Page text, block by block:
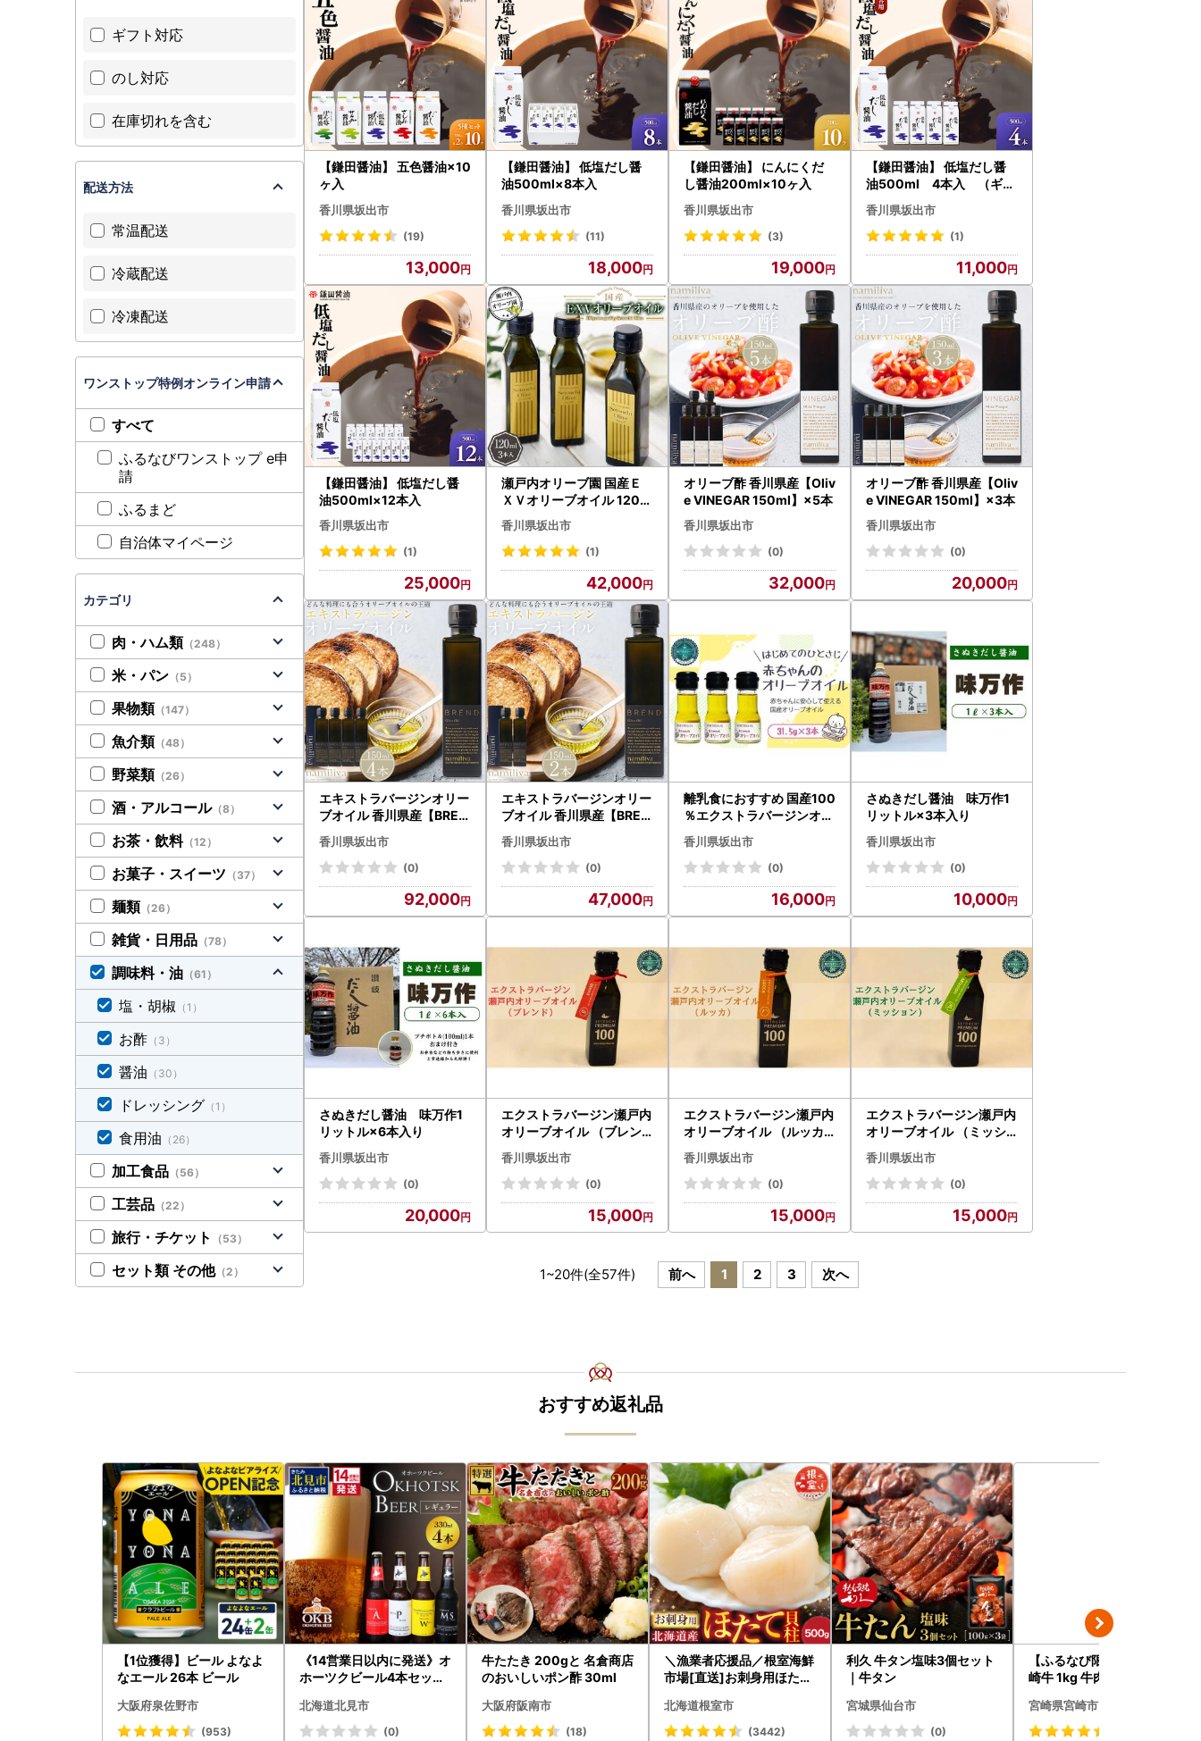
【鎌田醤油】 五色醤油×10
ヶ入
香川県坂出市
(19)
13,000
【鎌田醤油】 低塩だし醤
油500ml×8本入
香川県坂出市
(11)
18,000
【鎌田醤油】 にんにくだ
し醤油200ml×10ヶ入
香川県坂出市
(3)
19,000
【鎌田醤油】 低塩だし醤
油500ml 4本入 （ギフ
ト用）
香川県坂出市
(1)
11,000
【鎌田醤油】 低塩だし醤
油500ml×12本入
香川県坂出市
(1)
25,000
瀬戸内オリーブ園 国産Ｅ
ＸＶオリーブオイル 120m
l×3本
香川県坂出市
(1)
42,000
オリーブ酢 香川県産【Oliv
e VINEGAR 150ml】×5本
香川県坂出市
(0)
32,000
オリーブ酢 香川県産【Oliv
e VINEGAR 150ml】×3本
香川県坂出市
(0)
20,000
エキストラバージンオリー
ブオイル 香川県産【BREN
D Olive Oil 150ml】×4本
香川県坂出市
(0)
92,000
エキストラバージンオリー
ブオイル 香川県産【BREN
D Olive Oil 150ml】×2本
香川県坂出市
(0)
47,000
離乳食におすすめ 国産100
％エクストラバージンオリ
ーブオイル31.5g( 35ml)×
3本
香川県坂出市
(0)
16,000
さぬきだし醤油 味万作1
リットル×3本入り
香川県坂出市
(0)
10,000
さぬきだし醤油 味万作1
リットル×6本入り
香川県坂出市
(0)
20,000
エクストラバージン瀬戸内
オリーブオイル （ブレン
ド）120ml×1本
香川県坂出市
(0)
15,000
エクストラバージン瀬戸内
オリーブオイル （ルッカ
）120ml×1本
香川県坂出市
(0)
15,000
エクストラバージン瀬戸内
オリーブオイル （ミッシ
ョン）120ml×1本
香川県坂出市
(0)
15,000
1~20件(全57件) 前へ 1 2 3 次へ
ギフト対応
のし対応
在庫切れを含む
配送方法
常温配送
冷蔵配送
冷凍配送
ワンストップ特例オンライン申請
すべて
ふるなびワンストップ e申
請
ふるまど
自治体マイページ
カテゴリ
肉・ハム類 （248）
米・パン （5）
果物類 （147）
魚介類 （48）
野菜類 （26）
酒・アルコール（8）
お茶・飲料（12）
お菓子・スイーツ （37）
麺類 （26）
雑貨・日用品 （78）
調味料・油 （61）
塩・胡椒 （1）
お酢 （3）
醤油 （30）
ドレッシング （1）
食用油 （26）
加工食品 （56）
工芸品 （22）
旅行・チケット （53）
セット類 その他（2）
おすすめ返礼品
【1位獲得】ビール よなよ
なエール 26本 ビール
大阪府泉佐野市
(953)
《14営業日以内に発送》オ
ホーツクビール4本セット
クラフトビール 瓶ビール
贈答 ギフト 贈り物 お中元
北海道北見市
(0)
牛たたき 200gと 名倉商店
のおいしいポン酢 30ml
大阪府阪南市
(18)
＼漁業者応援品／根室海鮮
市場[直送]お刺身用ほたて
北海道根室市
(3442)
利久 牛タン塩味3個セット
｜牛タン
宮城県仙台市
(0)
【ふるなび限定】牛肉 宮
崎牛 1kg 牛肉 FN-Limited
宮崎県宮崎市